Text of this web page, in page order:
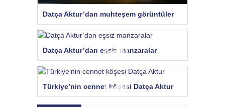
Datça Aktur’dan muhteşem görüntüler
Datça Aktur’dan eşsiz manzaralar
Türkiye’nin cennet köşesi Datça Aktur